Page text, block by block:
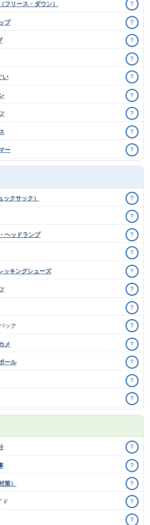
フリース・ダウン） ?
プ ?
?
?
い ?
?
?
?
ー ?
クサック） ?
?
ヘッドランプ ?
?
ッキングシューズ ?
?
?
ック ?
メ ?
ール ?
?
?
?
?
策） ?
ド ?
?